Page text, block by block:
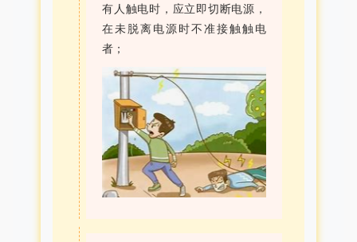
有人触电时，应立即切断电源，
在未脱离电源时不准接触触电
者；